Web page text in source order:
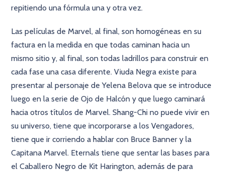
repitiendo una fórmula una y otra vez.
Las películas de Marvel, al final, son homogéneas en su
factura en la medida en que todas caminan hacia un
mismo sitio y, al final, son todas ladrillos para construir en
cada fase una casa diferente. Viuda Negra existe para
presentar al personaje de Yelena Belova que se introduce
luego en la serie de Ojo de Halcón y que luego caminará
hacia otros títulos de Marvel. Shang-Chi no puede vivir en
su universo, tiene que incorporarse a los Vengadores,
tiene que ir corriendo a hablar con Bruce Banner y la
Capitana Marvel. Eternals tiene que sentar las bases para
el Caballero Negro de Kit Harington, además de para